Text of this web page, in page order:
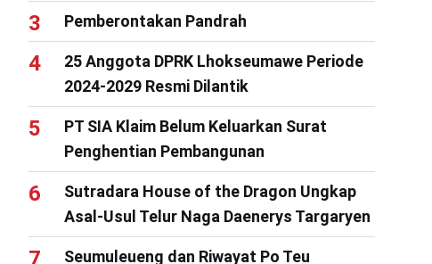
Pemberontakan Pandrah
25 Anggota DPRK Lhokseumawe Periode
2024-2029 Resmi Dilantik
PT SIA Klaim Belum Keluarkan Surat
Penghentian Pembangunan
Sutradara House of the Dragon Ungkap
Asal-Usul Telur Naga Daenerys Targaryen
Seumuleueng dan Riwayat Po Teu